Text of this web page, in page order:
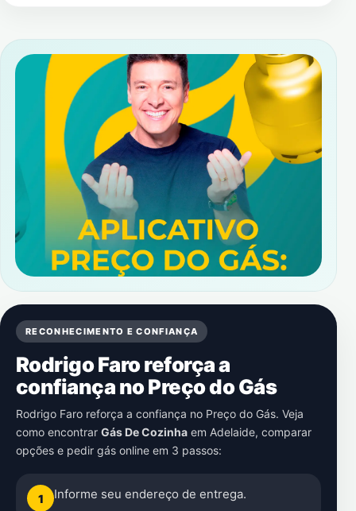
RECONHECIMENTO E CONFIANÇA
Rodrigo Faro reforça a
confiança no Preço do Gás
Rodrigo Faro reforça a confiança no Preço do Gás. Veja
como encontrar Gás De Cozinha em Adelaide, comparar
opções e pedir gás online em 3 passos:
1 Informe seu endereço de entrega.